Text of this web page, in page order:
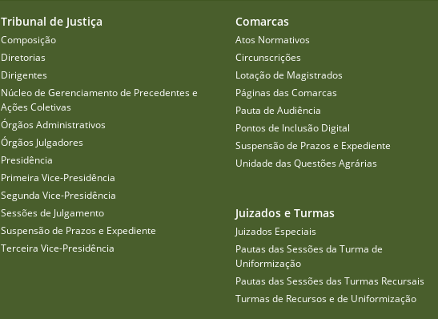
Tribunal de Justiça
Composição
Diretorias
Dirigentes
Núcleo de Gerenciamento de Precedentes e
Ações Coletivas
Órgãos Administrativos
Órgãos Julgadores
Presidência
Primeira Vice-Presidência
Segunda Vice-Presidência
Sessões de Julgamento
Suspensão de Prazos e Expediente
Terceira Vice-Presidência
Comarcas
Atos Normativos
Circunscrições
Lotação de Magistrados
Páginas das Comarcas
Pauta de Audiência
Pontos de Inclusão Digital
Suspensão de Prazos e Expediente
Unidade das Questões Agrárias
Juizados e Turmas
Juizados Especiais
Pautas das Sessões da Turma de
Uniformização
Pautas das Sessões das Turmas Recursais
Turmas de Recursos e de Uniformização